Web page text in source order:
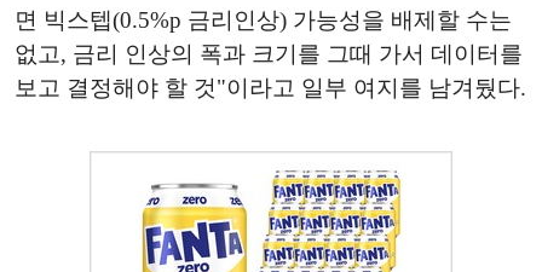
면 빅스텝(0.5%p 금리인상) 가능성을 배제할 수는
없고, 금리 인상의 폭과 크기를 그때 가서 데이터를
보고 결정해야 할 것"이라고 일부 여지를 남겨뒀다.